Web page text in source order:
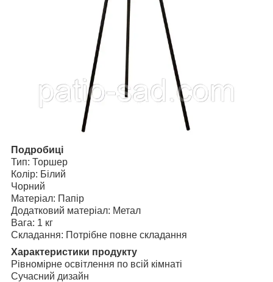
Подробиці
Тип: Торшер
Колір: Білий
Чорний
Матеріал: Папір
Додатковий матеріал: Метал
Вага: 1 кг
Складання: Потрібне повне складання
Характеристики продукту
Рівномірне освітлення по всій кімнаті
Сучасний дизайн